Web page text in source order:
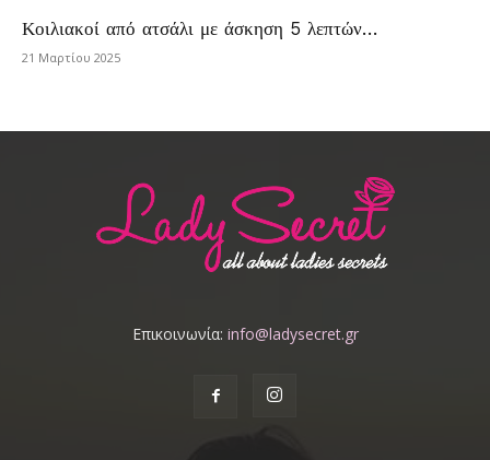
Κοιλιακοί από ατσάλι με άσκηση 5 λεπτών…
21 Μαρτίου 2025
Επικοινωνία: info@ladysecret.gr